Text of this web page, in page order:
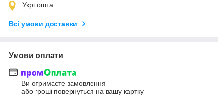
Укрпошта
Всі умови доставки
Умови оплати
Ви отримаєте замовлення
або гроші повернуться на вашу картку